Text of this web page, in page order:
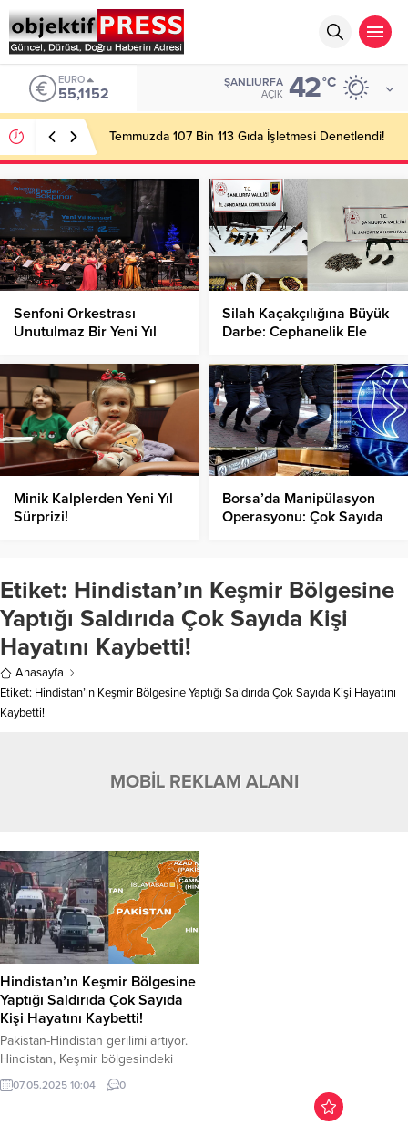
EURO
55,1152
ŞANLIURFA
AÇIK 42°C
Temmuzda 107 Bin 113 Gıda İşletmesi Denetlendi!
Senfoni Orkestrası
Unutulmaz Bir Yeni Yıl
Silah Kaçakçılığına Büyük
Darbe: Cephanelik Ele
Minik Kalplerden Yeni Yıl
Sürprizi!
Borsa’da Manipülasyon
Operasyonu: Çok Sayıda
Etiket: Hindistan’ın Keşmir Bölgesine
Yaptığı Saldırıda Çok Sayıda Kişi
Hayatını Kaybetti!
Anasayfa
Etiket: Hindistan’ın Keşmir Bölgesine Yaptığı Saldırıda Çok Sayıda Kişi Hayatını
Kaybetti!
MOBİL REKLAM ALANI
Hindistan’ın Keşmir Bölgesine
Yaptığı Saldırıda Çok Sayıda
Kişi Hayatını Kaybetti!
Pakistan-Hindistan gerilimi artıyor.
Hindistan, Keşmir bölgesindeki
Muzaferabad kentine füzelerle
düzenlediği saldırıda ölü sayısı
07.05.2025 10:04 0